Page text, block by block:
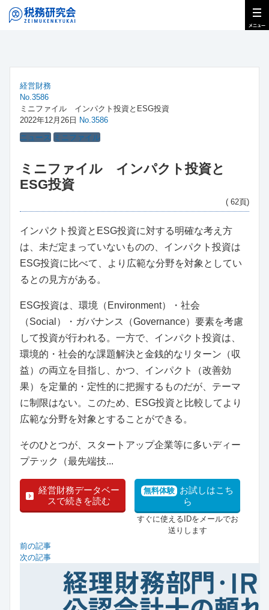
経営財務
No.3586
ミニファイル インパクト投資とESG投資
2022年12月26日 No.3586
ニュース ミニファイル
ミニファイル インパクト投資と
ESG投資
( 62頁)
インパクト投資とESG投資に対する明確な考え方
は、未だ定まっていないものの、インパクト投資は
ESG投資に比べて、より広範な分野を対象としてい
るとの見方がある。
ESG投資は、環境（Environment）・社会
（Social）・ガバナンス（Governance）要素を考慮
して投資が行われる。一方で、インパクト投資は、
環境的・社会的な課題解決と金銭的なリターン（収
益）の両立を目指し、かつ、インパクト（改善効
果）を定量的・定性的に把握するものだが、テーマ
に制限はない。このため、ESG投資と比較してより
広範な分野を対象とすることができる。
そのひとつが、スタートアップ企業等に多いディー
プテック（最先端技...
経営財務データベー
スで続きを読む
無料体験 お試しはこち
ら
すぐに使えるIDをメールでお
送りします
前の記事
次の記事